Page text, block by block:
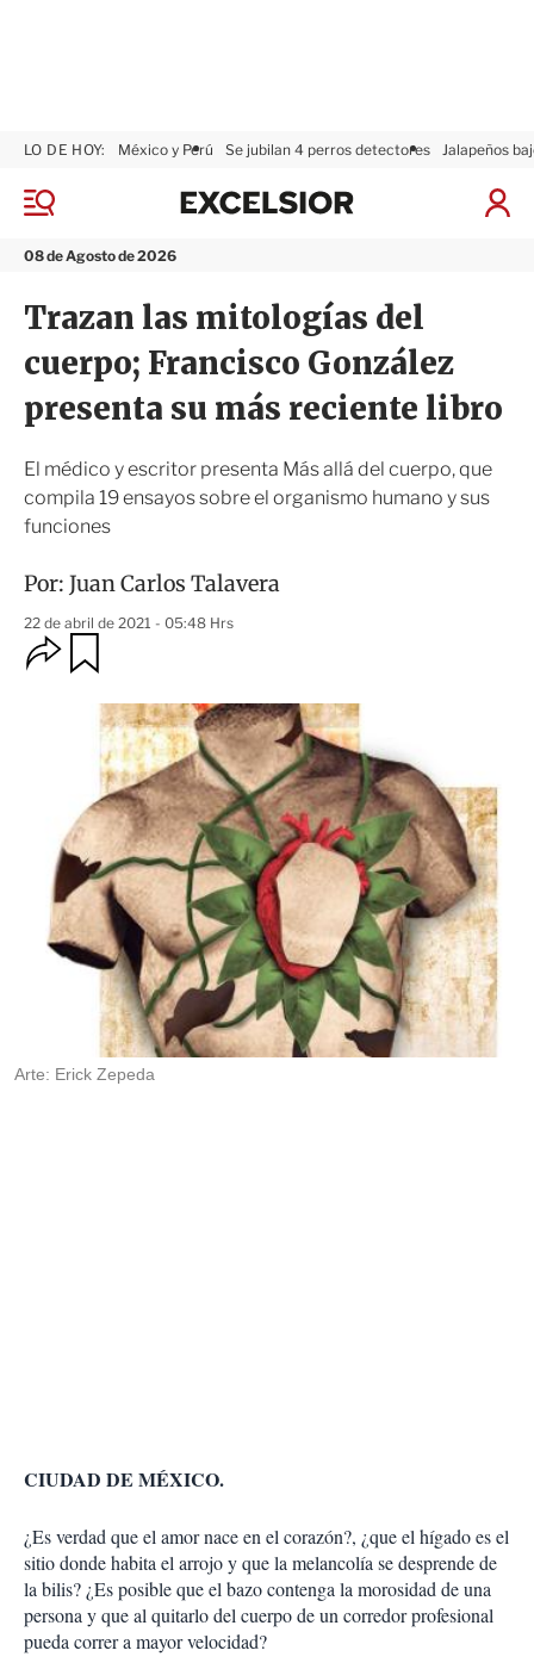
M
n
08 de Agosto de 2026
LO DE HOY: México y Perú Se jubilan 4 perros detectores Jalapeños
I
s
x
i
r
Trazan las mitologías del
cuerpo; Francisco González
presenta su más reciente libro
El médico y escritor presenta Más allá del cuerpo, que
compila 19 ensayos sobre el organismo humano y sus
funciones
Por: Juan Carlos Talavera
22 de abril de 2021 - 05:48 Hrs
O
p
d
e
o
m
p
a
r
d
a
r
Arte: Erick Zepeda
CIUDAD DE MÉXICO.
¿Es verdad que el amor nace en el corazón?, ¿que el hígado es el
sitio donde habita el arrojo y que la melancolía se desprende de
la bilis? ¿Es posible que el bazo contenga la morosidad de una
persona y que al quitarlo del cuerpo de un corredor profesional
pueda correr a mayor velocidad?